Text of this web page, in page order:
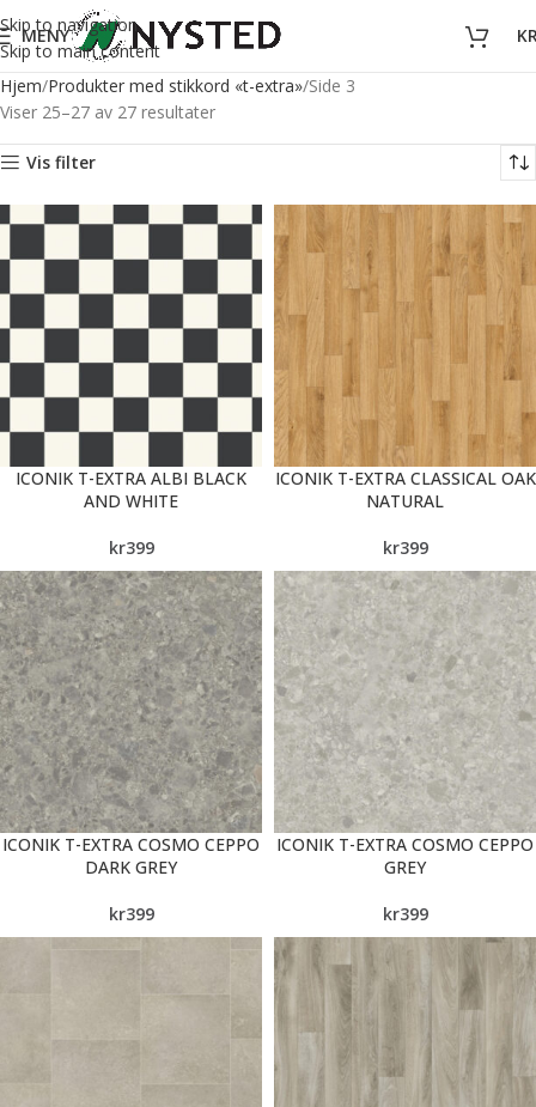
Skip to navigation
Skip to main content
MENY
Hjem Produkter med stikkord «t-extra» Side 3
Viser 25–27 av 27 resultater
Vis filter
ICONIK T-EXTRA ALBI BLACK
AND WHITE
kr399
ICONIK T-EXTRA CLASSICAL OAK
NATURAL
kr399
ICONIK T-EXTRA COSMO CEPPO
DARK GREY
kr399
ICONIK T-EXTRA COSMO CEPPO
GREY
kr399